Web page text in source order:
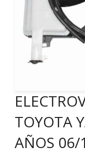
TOYOTA
AÑOS 06/